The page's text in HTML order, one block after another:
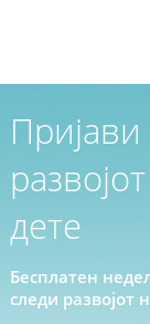
дете
Бесплатен
следи развојот